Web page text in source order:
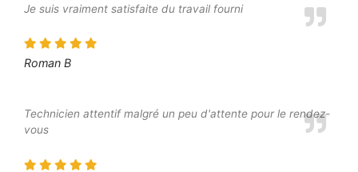
Je suis vraiment satisfaite du travail fourni
Roman B
Technicien attentif malgré un peu d'attente pour le rendez-
vous